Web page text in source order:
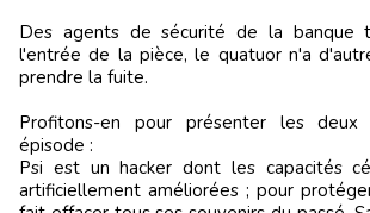
Des agents de sécurité de la banque
l'entrée de la pièce, le quatuor n'a
prendre la fuite.
Profitons-en pour présenter les
épisode :
Psi est un hacker dont les capacités
artificiellement améliorées ; pour